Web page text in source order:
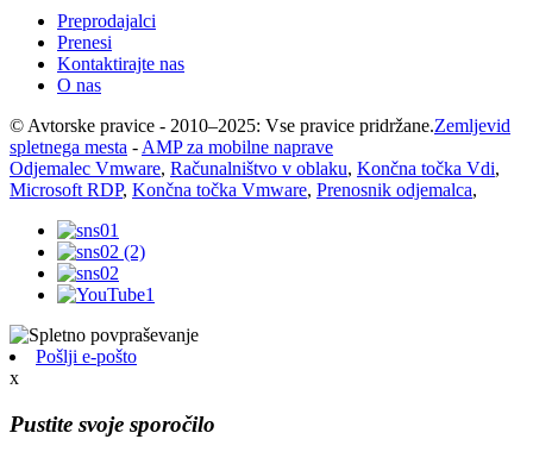
Preprodajalci
Prenesi
Kontaktirajte nas
O nas
© Avtorske pravice - 2010–2025: Vse pravice pridržane.Zemljevid
spletnega mesta -AMP za mobilne naprave
Odjemalec Vmware, Računalništvo v oblaku, Končna točka Vdi,
Microsoft RDP, Končna točka Vmware, Prenosnik odjemalca,
Pošlji e-pošto
x
Pustite svoje sporočilo